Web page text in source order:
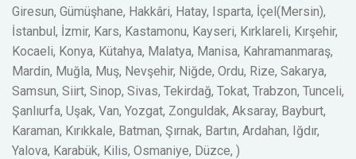
Giresun, Gümüşhane, Hakkâri, Hatay, Isparta, İçel(Mersin),
İstanbul, İzmir, Kars, Kastamonu, Kayseri, Kırklareli, Kırşehir,
Kocaeli, Konya, Kütahya, Malatya, Manisa, Kahramanmaraş,
Mardin, Muğla, Muş, Nevşehir, Niğde, Ordu, Rize, Sakarya,
Samsun, Siirt, Sinop, Sivas, Tekirdağ, Tokat, Trabzon, Tunceli,
Şanlıurfa, Uşak, Van, Yozgat, Zonguldak, Aksaray, Bayburt,
Karaman, Kırıkkale, Batman, Şırnak, Bartın, Ardahan, Iğdır,
Yalova, Karabük, Kilis, Osmaniye, Düzce, )